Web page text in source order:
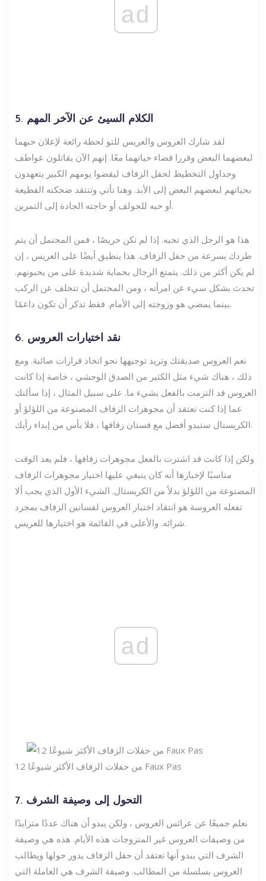
ad
5. الكلام السيئ عن الآخر المهم
لقد شارك العروس والعريس للتو لحظة رائعة لإعلان حبهما
لبعضهما البعض وقررا قضاء حياتهما معًا. إنهم الآن يقاتلون عواطف
وجداول التخطيط لحفل الزفاف ليقضوا يومهم الكبير يتعهدون
بحياتهم لبعضهم البعض إلى الأبد. وهنا تأتي وتنتقد ضحكته الفظيعة
أو حبه للجولف أو حاجته الجادة إلى التمرين.
هذا هو الرجل الذي تحبه. إذا لم تكن حريصًا ، فمن المحتمل أن يتم
طردك بسرعة من حفل الزفاف. هذا ينطبق أيضًا على العريس ، إن
لم يكن أكثر من ذلك. يتمتع الرجال بحماية شديدة على من يحبونهم.
تحدث بشكل سيء عن امرأته ، ومن المحتمل أن تتخلف عن الركب
بينما يمضي هو وزوجته إلى الأمام. فقط تذكر أن تكون داعمًا.
6. نقد اختيارات العروس
نعم العروس صديقتك وتريد توجيهها نحو اتخاذ قرارات صائبة. ومع
ذلك ، هناك شيء مثل الكثير من الصدق الوحشي ، خاصة إذا كانت
العروس قد التزمت بالفعل بشيء ما. على سبيل المثال ، إذا سألتك
عما إذا كنت تعتقد أن مجوهرات الزفاف المصنوعة من اللؤلؤ أو
الكريستال ستبدو أفضل مع فستان زفافها ، فلا بأس من إبداء رأيك.
ولكن إذا كانت قد اشترت بالفعل مجوهرات زفافها ، فلم يعد الوقت
مناسبًا لإخبارها أنه كان ينبغي عليها اختيار مجوهرات الزفاف
المصنوعة من اللؤلؤ بدلاً من الكريستال. الشيء الأول الذي يجب ألا
تفعله العروسة هو انتقاد اختيار العروس لفساتين الزفاف بمجرد
شرائه. والأعلى في القائمة هو اختيارها للعريس.
ad
12 من حفلات الزفاف الأكثر شيوعًا Faux Pas
7. التحول إلى وصيفة الشرف
نعلم جميعًا عن عرائس العروس ، ولكن يبدو أن هناك عددًا متزايدًا
من وصيفات العروس غير المتزوجات هذه الأيام. هذه هي وصيفة
الشرف التي يبدو أنها تعتقد أن حفل الزفاف يدور حولها ويطالب
العروس بسلسلة من المطالب. وصيفة الشرف هي العاملة التي